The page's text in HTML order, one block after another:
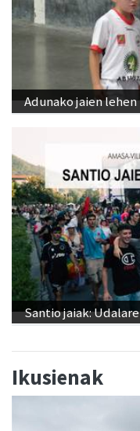
Adunako jaien
Santio jaiak:
Ikusienak